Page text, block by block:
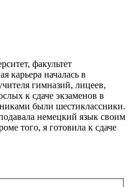
факультет
карьера началась в
гимназий, лицеев,
к сдаче экзаменов в
были шестиклассники.
немецкий язык своим
того, я готовила к сдаче